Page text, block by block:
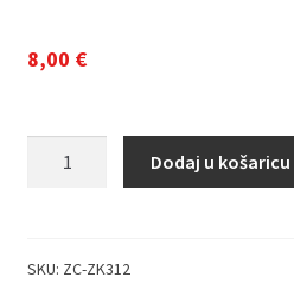
8,00 €
-
Dodaj u košaricu
SKU: ZC-ZK312